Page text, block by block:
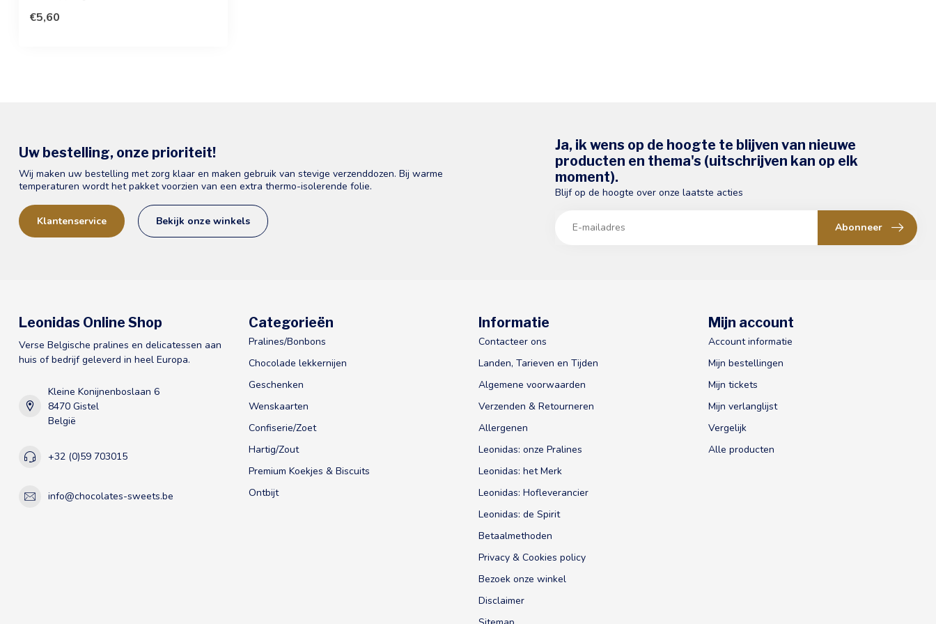
€5,60
Uw bestelling, onze prioriteit!
Wij maken uw bestelling met zorg klaar en maken gebruik van stevige verzenddozen. Bij warme
temperaturen wordt het pakket voorzien van een extra thermo-isolerende folie.
Klantenservice Bekijk onze winkels
Ja, ik wens op de hoogte te blijven van nieuwe
producten en thema's (uitschrijven kan op elk
moment).
Blijf op de hoogte over onze laatste acties
Abonneer
Leonidas Online Shop
Verse Belgische pralines en delicatessen aan
huis of bedrijf geleverd in heel Europa.
Kleine Konijnenboslaan 6
8470 Gistel
België
+32 (0)59 703015
info@chocolates-sweets.be
Categorieën
Pralines/Bonbons
Chocolade lekkernijen
Geschenken
Wenskaarten
Confiserie/Zoet
Hartig/Zout
Premium Koekjes & Biscuits
Ontbijt
Informatie
Contacteer ons
Landen, Tarieven en Tijden
Algemene voorwaarden
Verzenden & Retourneren
Allergenen
Leonidas: onze Pralines
Leonidas: het Merk
Leonidas: Hofleverancier
Leonidas: de Spirit
Betaalmethoden
Privacy & Cookies policy
Bezoek onze winkel
Disclaimer
Mijn account
Account informatie
Mijn bestellingen
Mijn tickets
Mijn verlanglijst
Vergelijk
Alle producten